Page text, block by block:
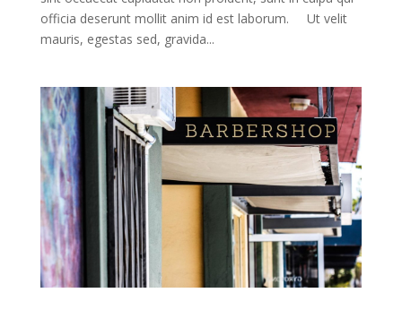
officia deserunt mollit anim id est laborum. Ut velit
mauris, egestas sed, gravida...